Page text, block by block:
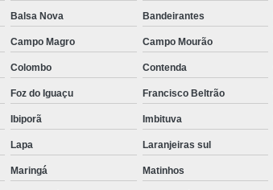
Balsa Nova Bandeirantes
Campo Magro Campo Mourão
Colombo Contenda
Foz do Iguaçu Francisco Beltrão
Ibiporã Imbituva
Lapa Laranjeiras sul
Maringá Matinhos